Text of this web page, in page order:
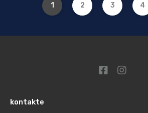
1 2 3 4
kontakte